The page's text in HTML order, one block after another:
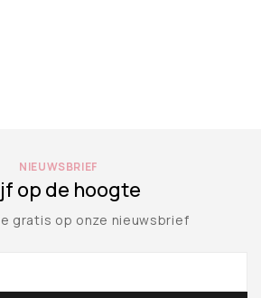
NIEUWSBRIEF
op de hoogte
gratis op onze nieuwsbrief